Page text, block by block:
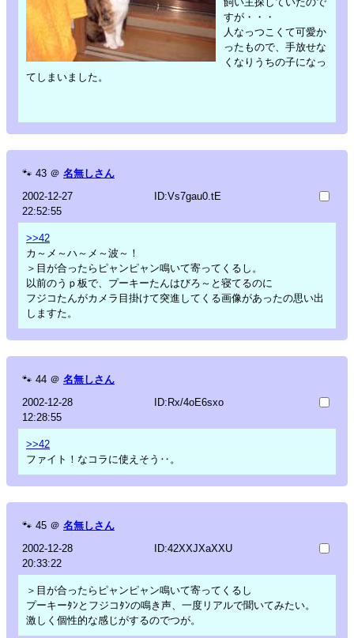
すが・・・
人なっつこくて可愛か
ったもので、手放せな
くなりうちの子になっ
てしまいました。
🐾 43 ＠ 名無しさん
2002-12-27
22:52:55
ID:Vs7gau0.tE
>>42
カ～メ～ハ～メ～波～！
＞目が合ったらピャンピャン鳴いて寄ってくるし。
以前のうｐ板で、プーキーたんはびろ～と寝てるのに
フジコたんがカメラ目掛けて突進してくる画像があったの思い出
しますた。
🐾 44 ＠ 名無しさん
2002-12-28
12:28:55
ID:Rx/4oE6sxo
>>42
ファイト！なコラに使えそう‥。
🐾 45 ＠ 名無しさん
2002-12-28
20:33:22
ID:42XXJXaXXU
＞目が合ったらピャンピャン鳴いて寄ってくるし
プーキーﾀﾝとフジコﾀﾝの鳴き声、一度リアルで聞いてみたい。
激しく個性的な感じがするのでつが。